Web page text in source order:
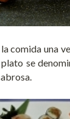
comida una
se